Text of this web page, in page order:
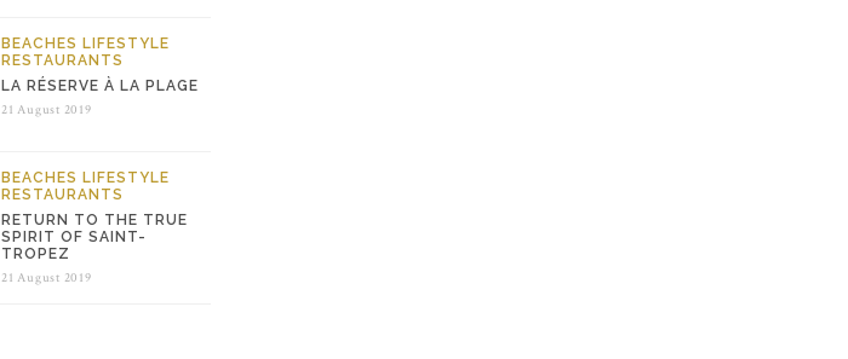
BEACHES LIFESTYLE
RESTAURANTS
LA RÉSERVE À LA PLAGE
21 August 2019
BEACHES LIFESTYLE
RESTAURANTS
RETURN TO THE TRUE
SPIRIT OF SAINT-
TROPEZ
21 August 2019